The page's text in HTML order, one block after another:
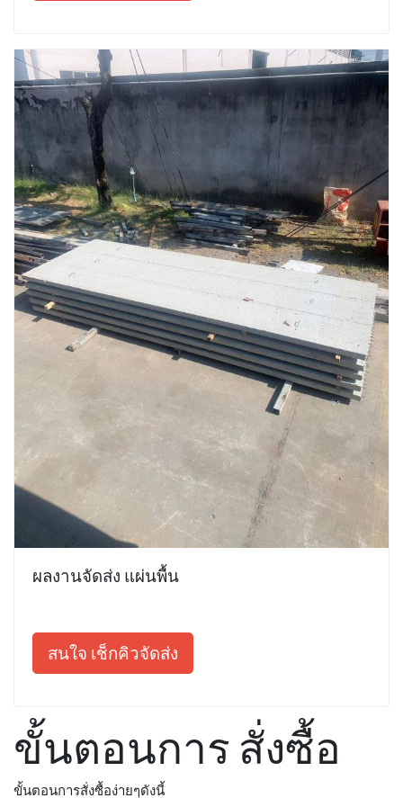
ผลงานจัดส่ง แผ่นพื้น
สนใจ เช็กคิวจัดส่ง
ขั้นตอนการ สั่งซื้อ
ขั้นตอนการสั่งซื้อง่ายๆดังนี้